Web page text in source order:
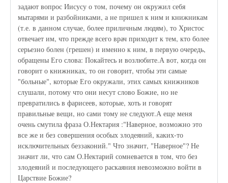
задают вопрос Иисусу о том, почему он окружил себя
мытарями и разбойниками, а не пришел к ним и книжникам
(т.е. в данном случае, более приличным людям), то Христос
отвечает им, что прежде всего врач приходит к тем, кто более
серьезно болен (грешен) и именно к ним, в первую очередь,
обращены Его слова: Покайтесь и возлюбите.А вот, когда он
говорит о книжниках, то он говорит, чтобы эти самые
"больные", которые Его окружали, этих самых книжников
слушали, потому что они несут слово Божие, но не
превратились в фарисеев, которые, хоть и говорят
правильные вещи, но сами тому не следуют.А еще меня
очень смутила фраза О.Нектария :"Наверное, возможно это
все же и без совершения особых злодеяний, каких-то
исключительных беззаконий." Что значит, "Наверное"? Не
значит ли, что сам О.Нектарий сомневается в том, что без
злодеяний и последующего раскаяния невозможно войти в
Царствие Божие?